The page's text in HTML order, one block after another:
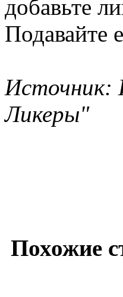
добавьте
Подавайте
Источник:
Ликеры"
Похожие